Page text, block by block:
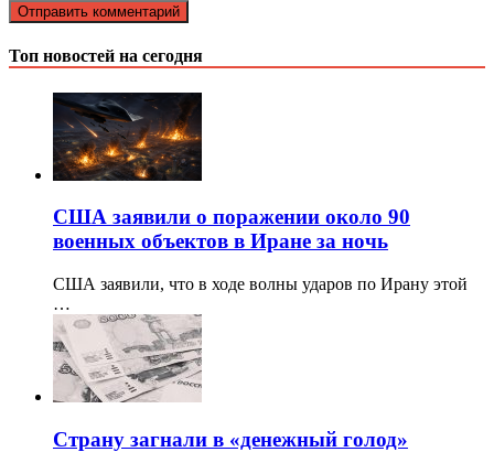
Топ новостей на сегодня
США заявили о поражении около 90
военных объектов в Иране за ночь
США заявили, что в ходе волны ударов по Ирану этой
…
Страну загнали в «денежный голод»